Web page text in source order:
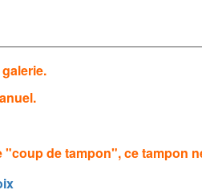
"coup de tampon", ce tampon